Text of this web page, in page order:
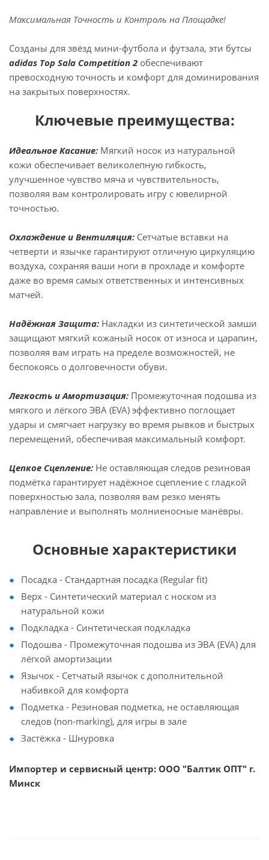
Максимальная Точность и Контроль на Площадке!
Созданы для звёзд мини-футбола и футзала, эти бутсы
adidas Top Sala Competition 2 обеспечивают
превосходную точность и комфорт для доминирования
на закрытых поверхностях.
Ключевые преимущества:
Идеальное Касание: Мягкий носок из натуральной
кожи обеспечивает великолепную гибкость,
улучшенное чувство мяча и чувствительность,
позволяя вам контролировать игру с ювелирной
точностью.
Охлаждение и Вентиляция: Сетчатые вставки на
четверти и язычке гарантируют отличную циркуляцию
воздуха, сохраняя ваши ноги в прохладе и комфорте
даже во время самых ответственных и интенсивных
матчей.
Надёжная Защита: Накладки из синтетической замши
защищают мягкий кожаный носок от износа и царапин,
позволяя вам играть на пределе возможностей, не
беспокоясь о долговечности обуви.
Легкость и Амортизация: Промежуточная подошва из
мягкого и лёгкого ЭВА (EVA) эффективно поглощает
удары и смягчает нагрузку во время рывков и быстрых
перемещений, обеспечивая максимальный комфорт.
Цепкое Сцепление: Не оставляющая следов резиновая
подмётка гарантирует надёжное сцепление с гладкой
поверхностью зала, позволяя вам резко менять
направление и выполнять молниеносные манёвры.
Основные характеристики
Посадка - Стандартная посадка (Regular fit)
Верх - Синтетический материал с носком из
натуральной кожи
Подкладка - Синтетическая подкладка
Подошва - Промежуточная подошва из ЭВА (EVA) для
лёгкой амортизации
Язычок - Сетчатый язычок с дополнительной
набивкой для комфорта
Подметка - Резиновая подметка, не оставляющая
следов (non-marking), для игры в зале
Застёжка - Шнуровка
Импортер и сервисный центр: ООО "Балтик ОПТ" г.
Минск